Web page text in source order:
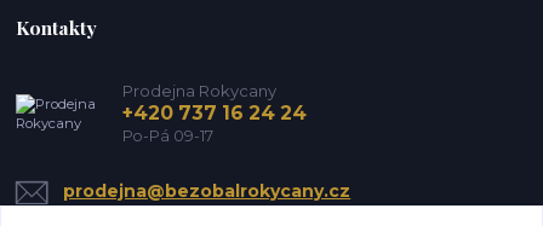
Kontakty
Prodejna Rokycany
+420 737 16 24 24
Po-Pá 09-17
prodejna@bezobalrokycany.cz